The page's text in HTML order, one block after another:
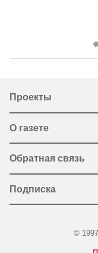
Проекты
О газете
Обратная связь
Подписка
©